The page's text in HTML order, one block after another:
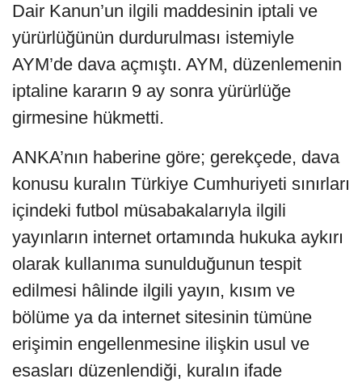
Dair Kanun’un ilgili maddesinin iptali ve
yürürlüğünün durdurulması istemiyle
AYM’de dava açmıştı. AYM, düzenlemenin
iptaline kararın 9 ay sonra yürürlüğe
girmesine hükmetti.
ANKA’nın haberine göre; gerekçede, dava
konusu kuralın Türkiye Cumhuriyeti sınırları
içindeki futbol müsabakalarıyla ilgili
yayınların internet ortamında hukuka aykırı
olarak kullanıma sunulduğunun tespit
edilmesi hâlinde ilgili yayın, kısım ve
bölüme ya da internet sitesinin tümüne
erişimin engellenmesine ilişkin usul ve
esasları düzenlendiği, kuralın ifade